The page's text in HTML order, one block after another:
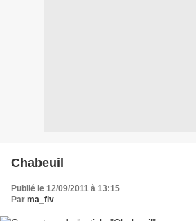
Chabeuil
Publié le 12/09/2011 à 13:15
Par ma_flv